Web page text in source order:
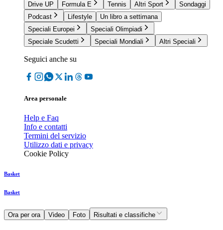
Drive UP
Formula E Tennis Altri Sport
Sondaggi
Podcast
Lifestyle
Un libro a settimana
Speciali Europei
Speciali Olimpiadi
Speciale Scudetti
Speciali Mondiali Altri Speciali
Seguici anche su
Area personale
Help e Faq
Info e contatti
Termini del servizio
Utilizzo dati e privacy
Cookie Policy
Basket
Basket
Ora per ora Video Foto Risultati e classifiche